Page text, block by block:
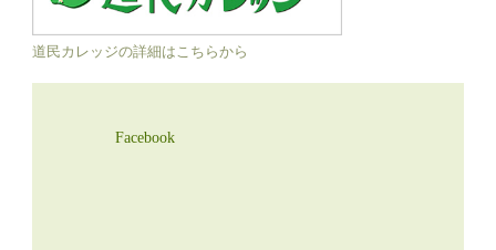
道民カレッジの詳細はこちらから
Facebook